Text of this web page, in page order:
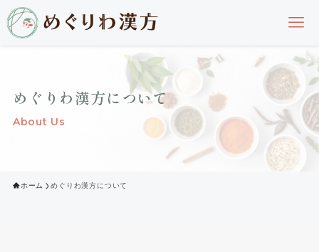
めぐりわ漢方について
About Us
ホーム めぐりわ漢方について